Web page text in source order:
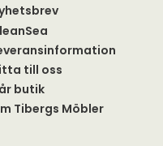
till oss
butik
Tibergs Möbler